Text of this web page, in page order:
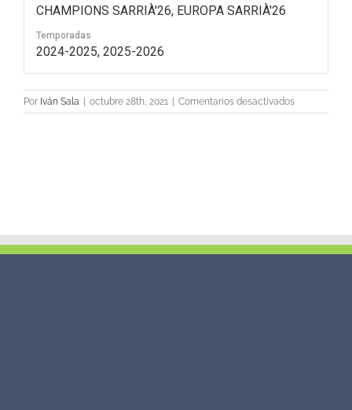
CHAMPIONS SARRIÀ'26, EUROPA SARRIÀ'26
Temporadas
2024-2025, 2025-2026
Por Iván Sala octubre 28th, 2021 Comentarios desactivadosen
1